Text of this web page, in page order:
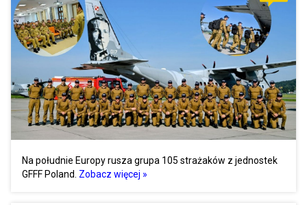
Na południe Europy rusza grupa 105 strażaków z jednostek
GFFF Poland. Zobacz więcej »